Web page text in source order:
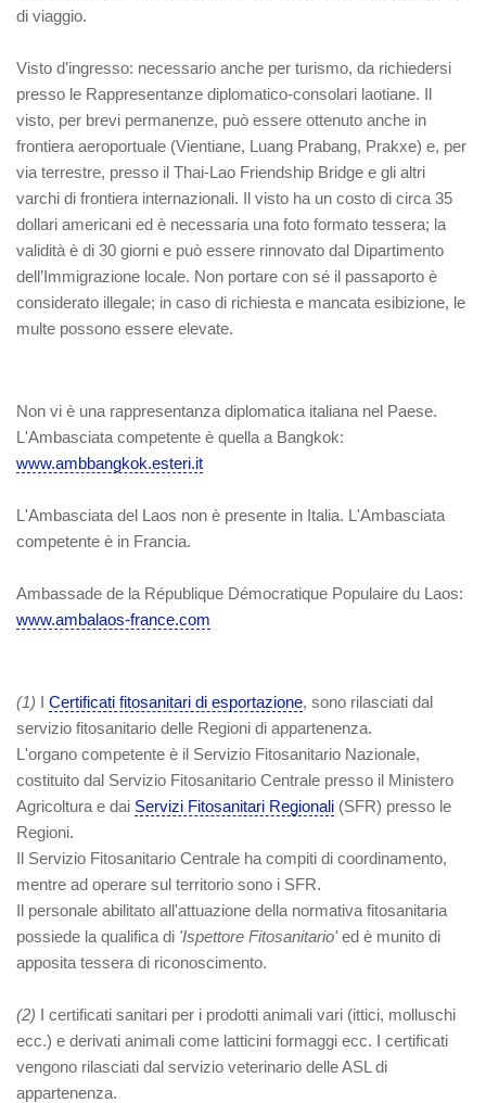
di viaggio.
Visto d’ingresso: necessario anche per turismo, da richiedersi
presso le Rappresentanze diplomatico-consolari laotiane. Il
visto, per brevi permanenze, può essere ottenuto anche in
frontiera aeroportuale (Vientiane, Luang Prabang, Prakxe) e, per
via terrestre, presso il Thai-Lao Friendship Bridge e gli altri
varchi di frontiera internazionali. Il visto ha un costo di circa 35
dollari americani ed è necessaria una foto formato tessera; la
validità è di 30 giorni e può essere rinnovato dal Dipartimento
dell’Immigrazione locale. Non portare con sé il passaporto è
considerato illegale; in caso di richiesta e mancata esibizione, le
multe possono essere elevate.
Non vi è una rappresentanza diplomatica italiana nel Paese.
L'Ambasciata competente è quella a Bangkok:
www.ambbangkok.esteri.it
L'Ambasciata del Laos non è presente in Italia. L'Ambasciata
competente è in Francia.
Ambassade de la République Démocratique Populaire du Laos:
www.ambalaos-france.com
(1) I Certificati fitosanitari di esportazione, sono rilasciati dal
servizio fitosanitario delle Regioni di appartenenza.
L'organo competente è il Servizio Fitosanitario Nazionale,
costituito dal Servizio Fitosanitario Centrale presso il Ministero
Agricoltura e dai Servizi Fitosanitari Regionali (SFR) presso le
Regioni.
Il Servizio Fitosanitario Centrale ha compiti di coordinamento,
mentre ad operare sul territorio sono i SFR.
Il personale abilitato all'attuazione della normativa fitosanitaria
possiede la qualifica di 'Ispettore Fitosanitario' ed è munito di
apposita tessera di riconoscimento.
(2) I certificati sanitari per i prodotti animali vari (ittici, molluschi
ecc.) e derivati animali come latticini formaggi ecc. I certificati
vengono rilasciati dal servizio veterinario delle ASL di
appartenenza.